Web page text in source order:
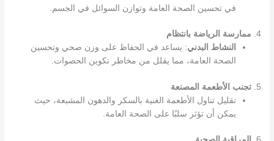
في تحسين الصحة العامة وتوازن السوائل في الجسم.
4. ممارسة الرياضة بانتظام
النشاط البدني: يساعد في الحفاظ على وزن صحي وتحسين
الصحة العامة، مما يقلل من مخاطر تكوين الحصوات.
5.
تجنب الأطعمة المصنعة
تقليل تناول الأطعمة الغنية بالسكر والدهون المشبعة، حيث
يمكن أن تؤثر سلبًا على الصحة العامة.